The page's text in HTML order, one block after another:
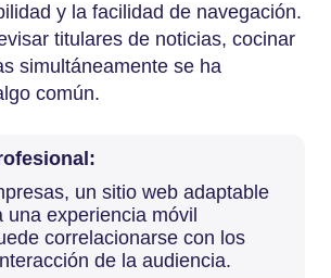
y la facilidad de navegación.
titulares de noticias, cocinar
simultáneamente se ha
común.
un sitio web adaptable
una experiencia móvil
correlacionarse con los
de la audiencia.